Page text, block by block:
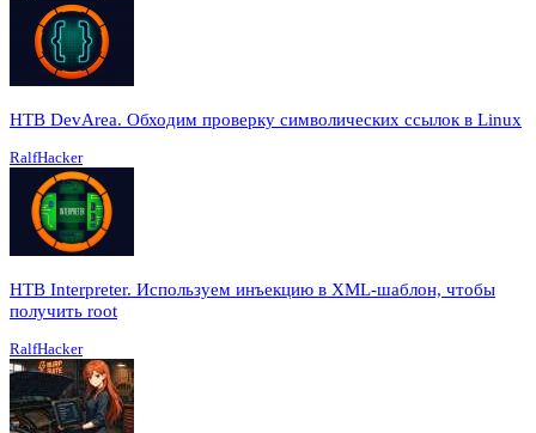
HTB DevArea. Обходим проверку символических ссылок в Linux
RalfHacker
HTB Interpreter. Используем инъекцию в XML-шаблон, чтобы
получить root
RalfHacker